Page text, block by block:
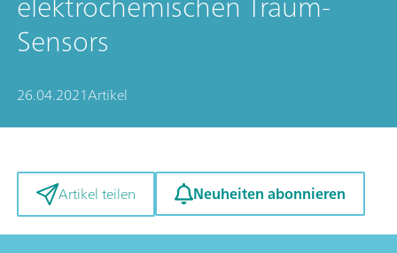
Sensors
26.04.2021Artikel
Artikel teilen Neuheiten abonnieren